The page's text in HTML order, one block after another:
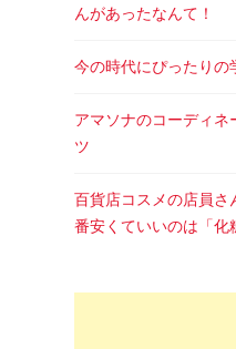
んがあったなんて！
今の時代にぴったりの
アマソナのコーディネ
ツ
百貨店コスメの店員さ
番安くていいのは「化